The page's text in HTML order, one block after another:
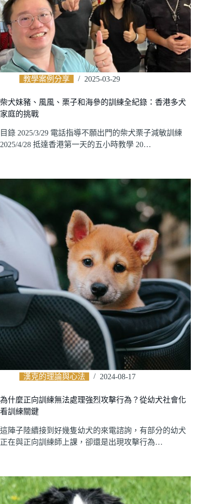
教學案例分享 2025-03-29
柴犬妹豬、風風、栗子和海參的訓練全紀錄：香港多犬
家庭的挑戰
目錄 2025/3/29 電話指導不願出門的柴犬栗子減敏訓練
2025/4/28 抵達香港第一天的五小時教學 20…
漢克的理論與心法 2024-08-17
為什麼正向訓練無法處理強烈攻擊行為？從幼犬社會化
看訓練關鍵
這陣子陸續接到好幾隻幼犬的來電諮詢，有部分的幼犬
正在與正向訓練師上課，卻還是出現攻擊行為…